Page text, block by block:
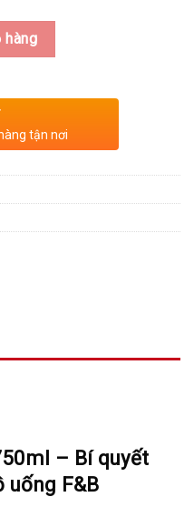
hàng
tận nơi
– Bí quyết
uống F&B